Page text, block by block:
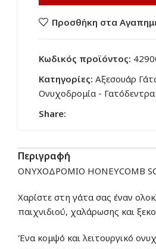
Προσθήκη στα
Κωδικός προϊόντος:
Κατηγορίες: Αξεσουάρ
Ονυχοδρομία -
Share:
Περιγραφή
ΟΝΥΧΟΔΡΟΜΙΟ HONEYCOMB
Χαρίστε στη γάτα σας έναν
παιχνιδιού, χαλάρωσης και
Ένα κομψό και λειτουργικό